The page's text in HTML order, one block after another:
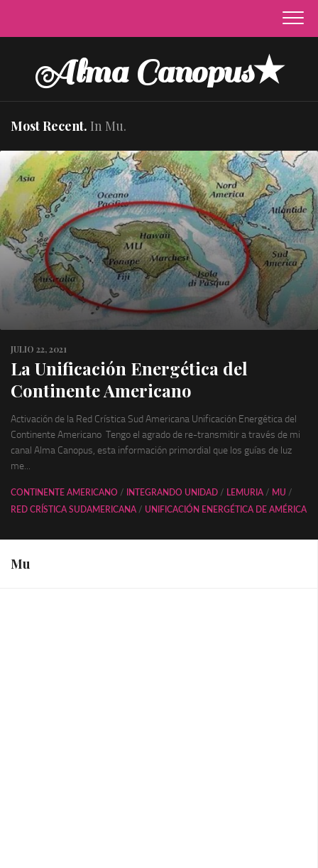
content
Alma Canopus★
Most Recent. In Mu.
JULIO 22, 2021
La Unificación Energética del
Continente Americano
Activación de la Red Crística Sud Americana Unificación Energética del
Continente Americano Tengo el agrado de re-transmitir a través de mi
canal Alma Canopus, esta información primordial que los guías de luz
me...
CONTINENTE AMERICANO / INTEGRANDO UNIDAD / LEMURIA / MU /
RED CRÍSTICA SUDAMERICANA / UNIFICACIÓN ENERGÉTICA DE AMÉRICA
Mu